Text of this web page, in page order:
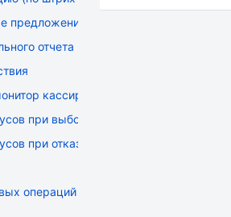
предложения по карте
отчета
кассира (макроподстановки)
при выборе определенного вида
при отказе от печати чека
операций